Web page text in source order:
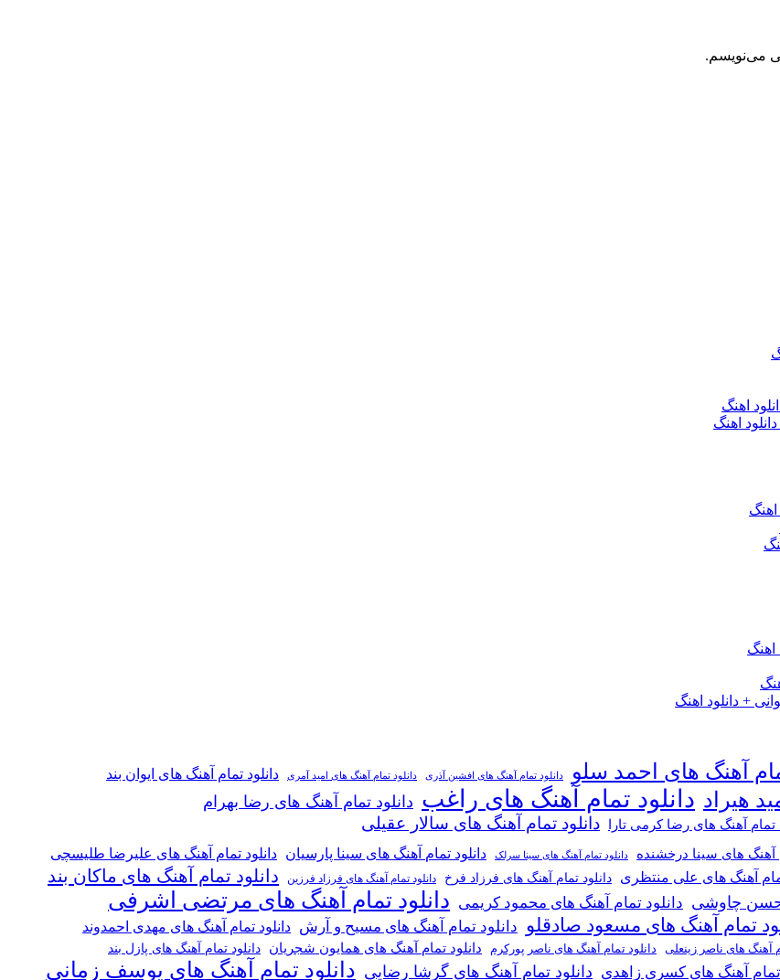
می‌نویسم.
اهنگ
اهنگ
اهنگ
اهنگ
+ دانلود اهنگ
آهنگ های احمد سلو دانلود تمام آهنگ های افشین آذری دانلود تمام آهنگ های امید آمری دانلود تمام آهنگ های ایوان بند
هیراد دانلود تمام آهنگ های راغب دانلود تمام آهنگ های رضا بهرام
تمام آهنگ های رضا کرمی تارا دانلود تمام آهنگ های سالار عقیلی
آهنگ های سینا درخشنده دانلود تمام آهنگ های سینا سرلک دانلود تمام آهنگ های سینا پارسیان دانلود تمام آهنگ های علیرضا طلیسچی
آهنگ های علی منتظری دانلود تمام آهنگ های فرزاد فرخ دانلود تمام آهنگ های فرزاد فرزین دانلود تمام آهنگ های ماکان بند
محسن چاوشی دانلود تمام آهنگ های محمود کریمی دانلود تمام آهنگ های مرتضی اشرفی
تمام آهنگ های مسعود صادقلو دانلود تمام آهنگ های مسیح و آرش دانلود تمام آهنگ های مهدی احمدوند
آهنگ های ناصر زینعلی دانلود تمام آهنگ های ناصر پورکرم دانلود تمام آهنگ های همایون شجریان دانلود تمام آهنگ های پازل بند
تمام آهنگ های کسری زاهدی دانلود تمام آهنگ های گرشا رضایی دانلود تمام آهنگ های یوسف زمانی